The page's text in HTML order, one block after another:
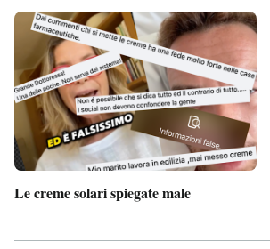
Le creme solari spiegate male